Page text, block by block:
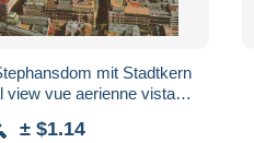
mit Stadtkern
view vue aerienne vista
± $1.14